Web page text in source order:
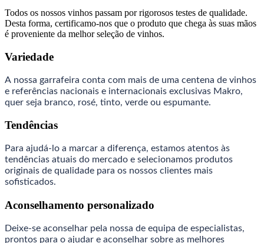
Todos os nossos vinhos passam por rigorosos testes de qualidade.
Desta forma, certificamo-nos que o produto que chega às suas mãos
é proveniente da melhor seleção de vinhos.
Variedade
A nossa garrafeira conta com mais de uma centena de vinhos
e referências nacionais e internacionais exclusivas Makro,
quer seja branco, rosé, tinto, verde ou espumante.
Tendências
Para ajudá-lo a marcar a diferença, estamos atentos às
tendências atuais do mercado e selecionamos produtos
originais de qualidade para os nossos clientes mais
sofisticados.
Aconselhamento personalizado
Deixe-se aconselhar pela nossa de equipa de especialistas,
prontos para o ajudar e aconselhar sobre as melhores